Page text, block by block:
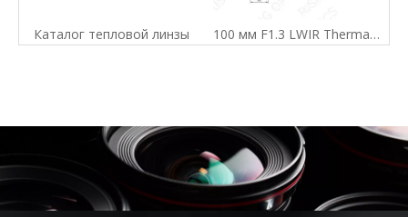
Каталог тепловой линзы 100 мм F1.3 LWIR Thermal Imager Lens для 640x512-17UM